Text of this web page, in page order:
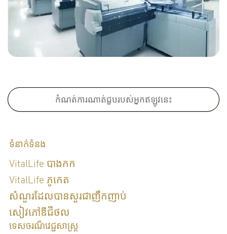
កំណត់ការណាត់ជួបរបស់អ្នកឥឡូវនេះ
ទំនាក់ទំនង
VitalLife បាងកក
VitalLife ភូកេត
សំណួរដែលបានសួរជាញឹកញាប់
សៀវភៅឌីជីថល
ទេសចរណ៏វេជ្ជសាស្រ្ត